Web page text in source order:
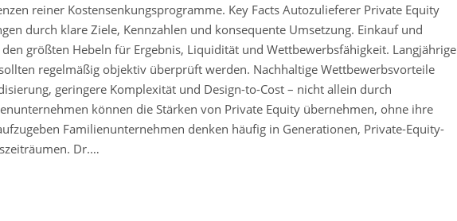
reiner Kostensenkungsprogramme. Key Facts Autozulieferer Private Equity
durch klare Ziele, Kennzahlen und konsequente Umsetzung. Einkauf und
größten Hebeln für Ergebnis, Liquidität und Wettbewerbsfähigkeit. Langjährige
regelmäßig objektiv überprüft werden. Nachhaltige Wettbewerbsvorteile
geringere Komplexität und Design-to-Cost – nicht allein durch
können die Stärken von Private Equity übernehmen, ohne ihre
Familienunternehmen denken häufig in Generationen, Private-Equity-
Dr.…